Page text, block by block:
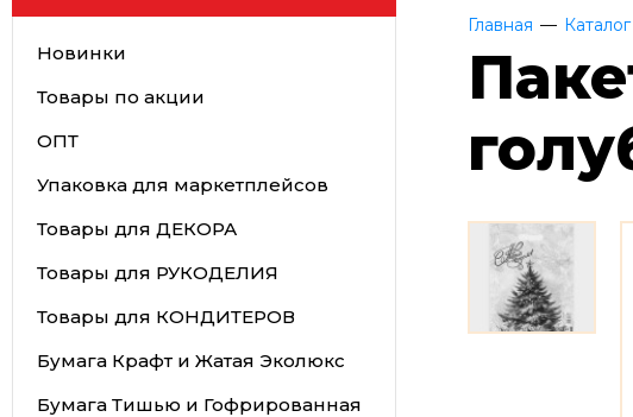
Новинки
Товары по акции
ОПТ
Упаковка для маркетплейсов
Товары для ДЕКОРА
Товары для РУКОДЕЛИЯ
Товары для КОНДИТЕРОВ
Бумага Крафт и Жатая Эколюкс
Бумага Тишью и Гофрированная
Главная Каталог